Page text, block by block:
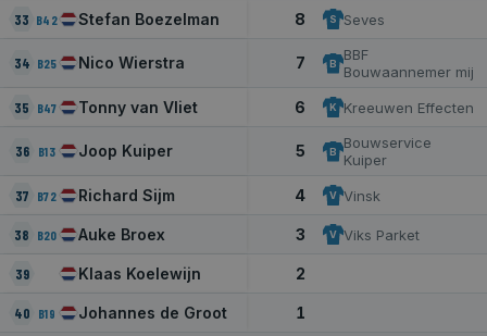
33 B42 Stefan Boezelman 8 S Seves
34 B25 Nico Wierstra 7 B
BBF
Bouwaannemer mij
35 B47 Tonny van Vliet 6 K Kreeuwen Effecten
36 B13 Joop Kuiper 5 B
Bouwservice
Kuiper
37 B72 Richard Sijm 4 V Vinsk
38 B20 Auke Broex 3 V Viks Parket
39 Klaas Koelewijn 2
40 B19 Johannes de Groot 1
_ga
.schaatspeloton.nl
1 jaar 1 maand
which